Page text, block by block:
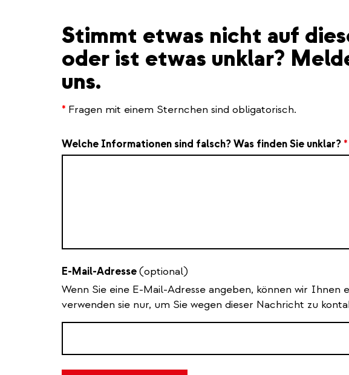
Stimmt etwas nicht auf
oder ist etwas unklar?
uns.
* Fragen mit einem Sternchen sind obligatorisch.
Welche Informationen sind falsch? Was finden Sie unklar? *
E-Mail-Adresse(optional)
Wenn Sie eine E-Mail-Adresse angeben, können wir Ihnen
verwenden sie nur, um Sie wegen dieser Nachricht zu